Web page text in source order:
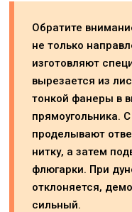
Обратите
не только
изготовляют
вырезается из
тонкой фанеры в
прямоугольника.
проделывают
нитку, а затем
флюгарки. При
отклоняется,
сильный.